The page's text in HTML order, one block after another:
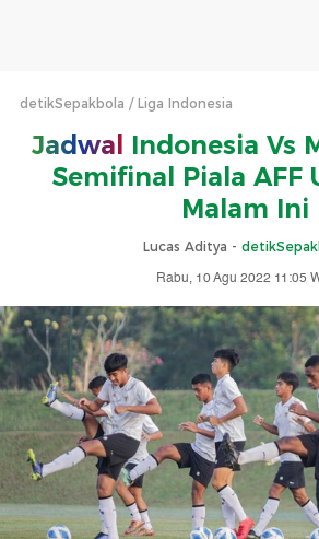
detikSepakbola Liga Indonesia
Jadwal
Indonesia Vs
Semifinal Piala AFF
Malam Ini
Lucas Aditya -
Rabu, 10 Agu 2022 11:05